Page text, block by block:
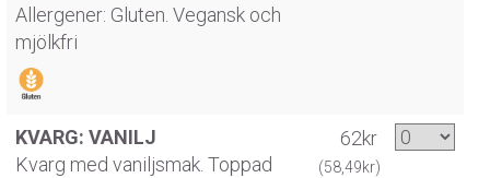
Allergener: Gluten. Vegansk och
mjölkfri
KVARG: VANILJ
Kvarg med vaniljsmak. Toppad
62kr
(58,49kr)